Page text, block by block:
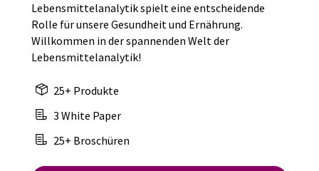
Lebensmittelanalytik spielt eine entscheidende
Rolle für unsere Gesundheit und Ernährung.
Willkommen in der spannenden Welt der
Lebensmittelanalytik!
25+ Produkte
3 White Paper
25+ Broschüren